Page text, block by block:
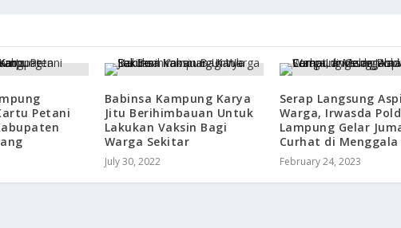
Petani
Babinsa Kampung Karya
Jitu Berihimbauan Untuk
Lakukan Vaksin Bagi
Warga Sekitar
July 30, 2022
Serap Langsung
Warga, Irwasda
Lampung Gelar
Curhat di Menggala
February 24, 2023